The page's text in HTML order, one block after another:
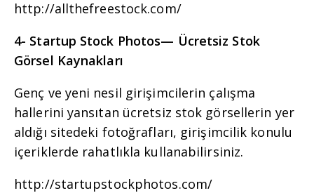
http://allthefreestock.com/
4- Startup Stock Photos— Ücretsiz Stok
Görsel Kaynakları
Genç ve yeni nesil girişimcilerin çalışma
hallerini yansıtan ücretsiz stok görsellerin yer
aldığı sitedeki fotoğrafları, girişimcilik konulu
içeriklerde rahatlıkla kullanabilirsiniz.
http://startupstockphotos.com/